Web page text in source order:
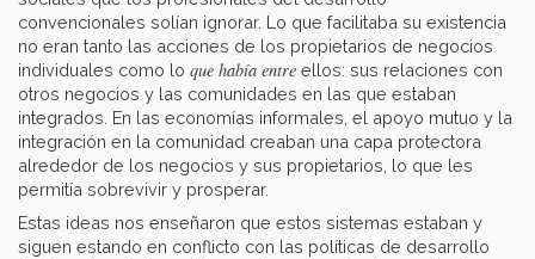
convencionales solían ignorar. Lo que facilitaba su existencia
no eran tanto las acciones de los propietarios de negocios
individuales como lo que había entre ellos: sus relaciones con
otros negocios y las comunidades en las que estaban
integrados. En las economías informales, el apoyo mutuo y la
integración en la comunidad creaban una capa protectora
alrededor de los negocios y sus propietarios, lo que les
permitía sobrevivir y prosperar.
Estas ideas nos enseñaron que estos sistemas estaban y
siguen estando en conflicto con las políticas de desarrollo